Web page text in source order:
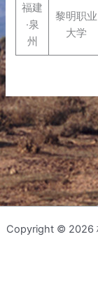
福建
·泉
州
黎明职业
大学
Copyright © 2026